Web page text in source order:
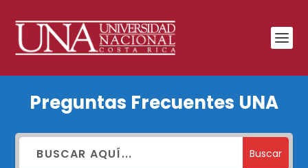
ingresoPreguntas Frecuentes UNA
Buscar